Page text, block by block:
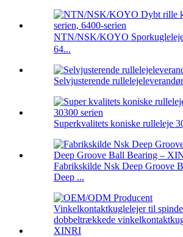
NTN/NSK/KOYO Sporkugleleje
64...
Selvjusterende rullelejeleverandør
Superkvalitets koniske rulleleje
Fabrikskilde Nsk Deep Groove
Deep ...